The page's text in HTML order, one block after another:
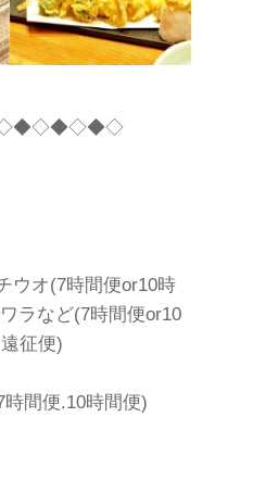
ウオ(7時間便or10時
ラなど(7時間便or10
征便)
間便.10時間便)